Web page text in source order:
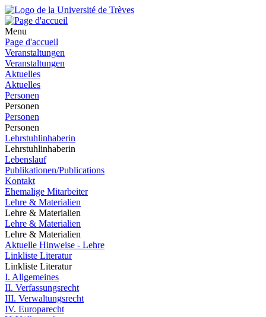
Menu
Page d'accueil
Veranstaltungen
Veranstaltungen
Aktuelles
Aktuelles
Personen
Personen
Personen
Personen
Lehrstuhlinhaberin
Lehrstuhlinhaberin
Lebenslauf
Publikationen/Publications
Kontakt
Ehemalige Mitarbeiter
Lehre & Materialien
Lehre & Materialien
Lehre & Materialien
Lehre & Materialien
Aktuelle Hinweise - Lehre
Linkliste Literatur
Linkliste Literatur
I. Allgemeines
II. Verfassungsrecht
III. Verwaltungsrecht
IV. Europarecht